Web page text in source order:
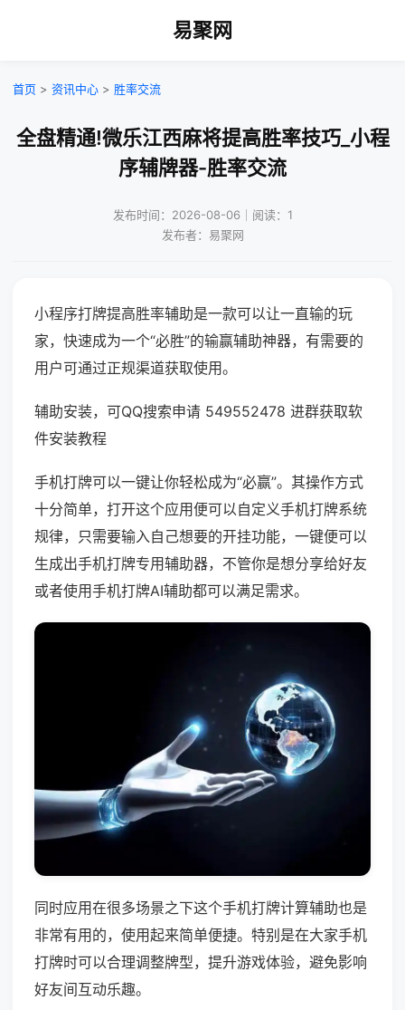
易聚网
首页 > 资讯中心 > 胜率交流
全盘精通!微乐江西麻将提高胜率技巧_小程
序辅牌器-胜率交流
发布时间：2026-08-06｜阅读：1
发布者：易聚网
小程序打牌提高胜率辅助是一款可以让一直输的玩
家，快速成为一个“必胜”的输赢辅助神器，有需要的
用户可通过正规渠道获取使用。
辅助安装，可QQ搜索申请 549552478 进群获取软
件安装教程
手机打牌可以一键让你轻松成为“必赢”。其操作方式
十分简单，打开这个应用便可以自定义手机打牌系统
规律，只需要输入自己想要的开挂功能，一键便可以
生成出手机打牌专用辅助器，不管你是想分享给好友
或者使用手机打牌AI辅助都可以满足需求。
同时应用在很多场景之下这个手机打牌计算辅助也是
非常有用的，使用起来简单便捷。特别是在大家手机
打牌时可以合理调整牌型，提升游戏体验，避免影响
好友间互动乐趣。